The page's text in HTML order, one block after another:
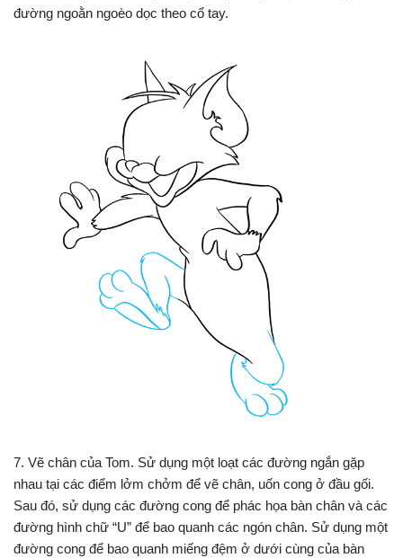
đường ngoằn ngoèo dọc theo cổ tay.
7. Vẽ chân của Tom. Sử dụng một loạt các đường ngắn gặp
nhau tại các điểm lởm chởm để vẽ chân, uốn cong ở đầu gối.
Sau đó, sử dụng các đường cong để phác họa bàn chân và các
đường hình chữ “U” để bao quanh các ngón chân. Sử dụng một
đường cong để bao quanh miếng đệm ở dưới cùng của bàn